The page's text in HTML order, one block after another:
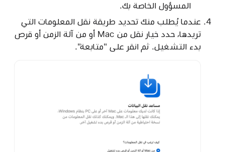
المسؤول الخاصة بك.
عندما يُطلب منك تحديد طريقة نقل المعلومات التي
تريدها، حدد خيار نقل من Mac أو من آلة الزمن أو قرص
بدء التشغيل. ثم انقر على "متابعة".